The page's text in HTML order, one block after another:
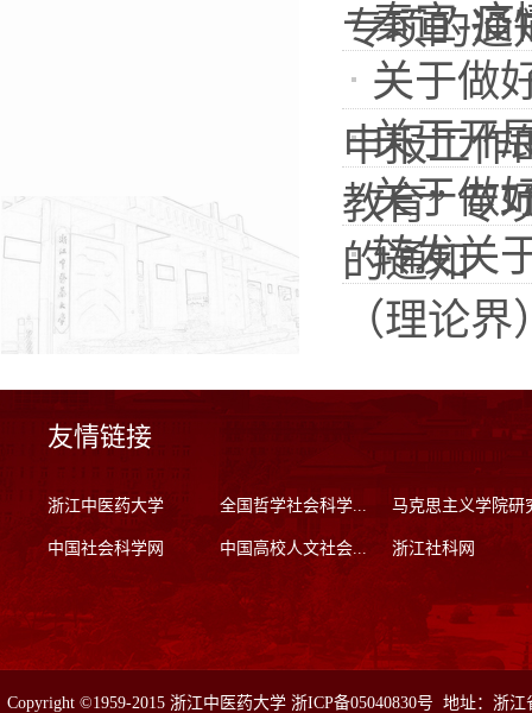
专项的通
秦宣-疫
关于做
申报工作
关于开
教育” 专
关于做
的通知
转发关
（理论界
友情链接
浙江中医药大学 全国哲学社会科学... 马克思主义学院研
中国社会科学网 中国高校人文社会... 浙江社科网
Copyright ©1959-2015 浙江中医药大学 浙ICP备05040830号 地址：浙